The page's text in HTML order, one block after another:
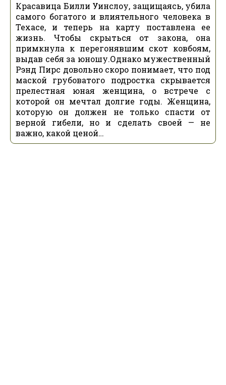
Красавица Билли Уинслоу, защищаясь, убила
самого богатого и влиятельного человека в
Техасе, и теперь на карту поставлена ее
жизнь. Чтобы скрыться от закона, она
примкнула к перегонявшим скот ковбоям,
выдав себя за юношу.Однако мужественный
Рэнд Пирс довольно скоро понимает, что под
маской грубоватого подростка скрывается
прелестная юная женщина, о встрече с
которой он мечтал долгие годы. Женщина,
которую он должен не только спасти от
верной гибели, но и сделать своей — не
важно, какой ценой…